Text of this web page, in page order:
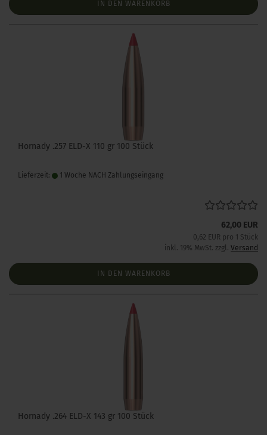
IN DEN WARENKORB
Hornady .257 ELD-X 110 gr 100 Stück
Lieferzeit: 1 Woche NACH Zahlungseingang
62,00 EUR
0,62 EUR pro 1 Stück
inkl. 19% MwSt. zzgl. Versand
IN DEN WARENKORB
Hornady .264 ELD-X 143 gr 100 Stück